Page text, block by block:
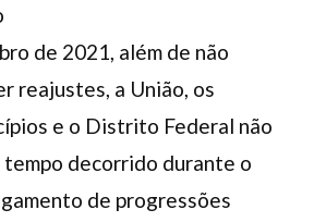
de 2021, além de não
reajustes, a União, os
e o Distrito Federal não
decorrido durante o
de progressões